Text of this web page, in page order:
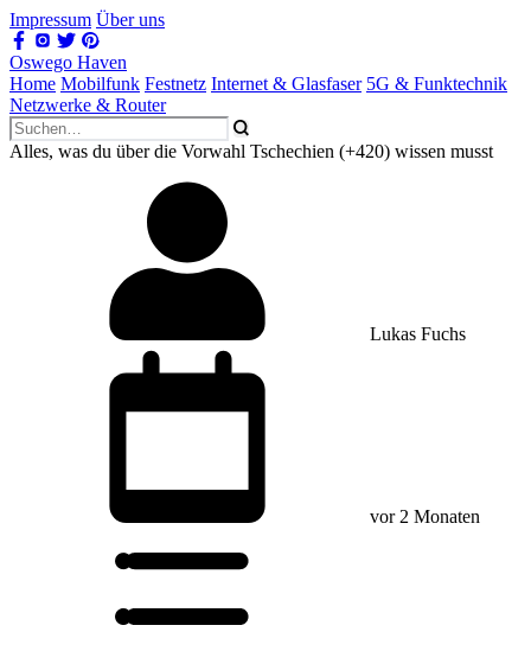
Impressum Über uns
Oswego Haven
Home Mobilfunk Festnetz Internet & Glasfaser 5G & Funktechnik
Netzwerke & Router
Alles, was du über die Vorwahl Tschechien (+420) wissen musst
Lukas Fuchs
vor 2 Monaten